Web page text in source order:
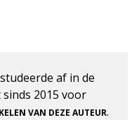
af in de
2015 voor
VAN DEZE AUTEUR.